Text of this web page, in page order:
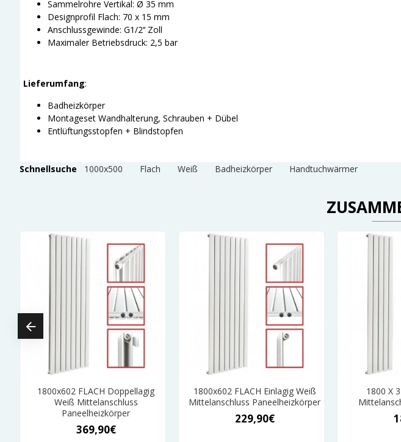
Sammelrohre Vertikal: Ø 35 mm
Designprofil Flach: 70 x 15 mm
Anschlussgewinde: G1/2‘‘ Zoll
Maximaler Betriebsdruck: 2,5 bar
Lieferumfang:
Badheizkörper
Montageset Wandhalterung, Schrauben + Dübel
Entlüftungsstopfen + Blindstopfen
Schnellsuche 1000x500 Flach Weiß Badheizkörper Handtuchwärmer
1800x602 FLACH Doppellagig
Weiß Mittelanschluss
Paneelheizkörper
369,90€
1800x602 FLACH Einlagig Weiß
Mittelanschluss Paneelheizkörper
229,90€
1800 X